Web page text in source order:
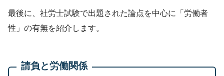
最後に、社労士試験で出題された論点を中心に「労働者
性」の有無を紹介します。
請負と労働関係